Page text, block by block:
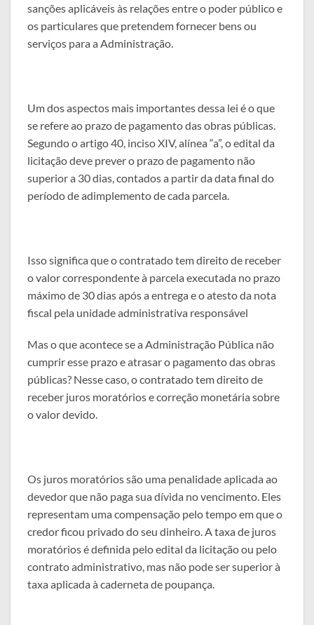
sanções aplicáveis às relações entre o poder público e
os particulares que pretendem fornecer bens ou
serviços para a Administração.
Um dos aspectos mais importantes dessa lei é o que
se refere ao prazo de pagamento das obras públicas.
Segundo o artigo 40, inciso XIV, alínea “a”, o edital da
licitação deve prever o prazo de pagamento não
superior a 30 dias, contados a partir da data final do
período de adimplemento de cada parcela.
Isso significa que o contratado tem direito de receber
o valor correspondente à parcela executada no prazo
máximo de 30 dias após a entrega e o atesto da nota
fiscal pela unidade administrativa responsável
Mas o que acontece se a Administração Pública não
cumprir esse prazo e atrasar o pagamento das obras
públicas? Nesse caso, o contratado tem direito de
receber juros moratórios e correção monetária sobre
o valor devido.
Os juros moratórios são uma penalidade aplicada ao
devedor que não paga sua dívida no vencimento. Eles
representam uma compensação pelo tempo em que o
credor ficou privado do seu dinheiro. A taxa de juros
moratórios é definida pelo edital da licitação ou pelo
contrato administrativo, mas não pode ser superior à
taxa aplicada à caderneta de poupança.